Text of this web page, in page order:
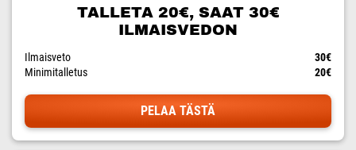
TALLETA 20€, SAAT 30€
ILMAISVEDON
Ilmaisveto
30€
Minimitalletus
20€
PELAA TÄSTÄ